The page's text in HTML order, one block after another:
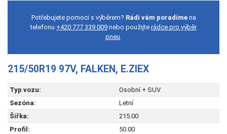
Potřebujete pomoci s výběrem? Rádi vám poradímena
telefonu +420 777 339 009 nebo použijte rádce pro výběr
pneu.
215/50R19 97V, FALKEN, E.ZIEX
Typ vozu:
Osobní + SUV
Sezóna:
Letní
Šířka:
215.00
Profil:
50.00